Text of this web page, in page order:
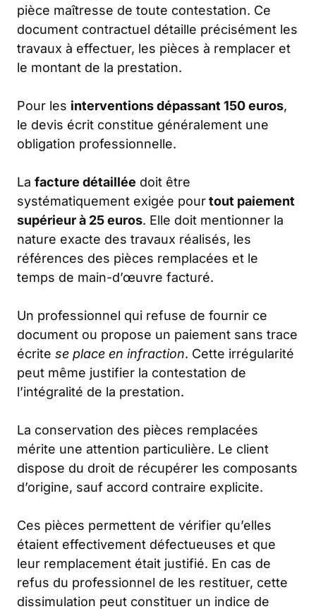
pièce maîtresse de toute contestation. Ce
document contractuel détaille précisément les
travaux à effectuer, les pièces à remplacer et
le montant de la prestation.
Pour les interventions dépassant 150 euros,
le devis écrit constitue généralement une
obligation professionnelle.
La facture détaillée doit être
systématiquement exigée pourtout paiement
supérieur à 25 euros. Elle doit mentionner la
nature exacte des travaux réalisés, les
références des pièces remplacées et le
temps de main-d’œuvre facturé.
Un professionnel qui refuse de fournir ce
document ou propose un paiement sans trace
écrite se place en infraction. Cette irrégularité
peut même justifier la contestation de
l’intégralité de la prestation.
La conservation des pièces remplacées
mérite une attention particulière. Le client
dispose du droit de récupérer les composants
d’origine, sauf accord contraire explicite.
Ces pièces permettent de vérifier qu’elles
étaient effectivement défectueuses et que
leur remplacement était justifié. En cas de
refus du professionnel de les restituer, cette
dissimulation peut constituer un indice de